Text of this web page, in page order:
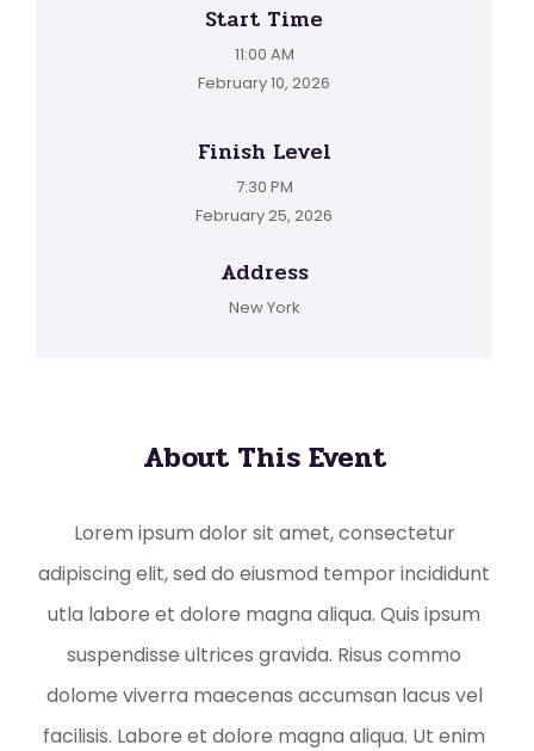
Start Time
11:00 AM
February 10, 2026
Finish Level
7:30 PM
February 25, 2026
Address
New York
About This Event
Lorem ipsum dolor sit amet, consectetur
adipiscing elit, sed do eiusmod tempor incididunt
utla labore et dolore magna aliqua. Quis ipsum
suspendisse ultrices gravida. Risus commo
dolome viverra maecenas accumsan lacus vel
facilisis. Labore et dolore magna aliqua. Ut enim